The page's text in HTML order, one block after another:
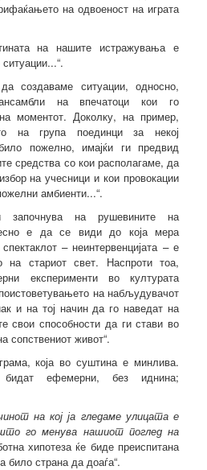
на одвоеност на играта
на нашите истражувања е
создаваме ситуации, односно,
на впечатоци кои го
моментот. Доколку, на пример,
на група поединци за некој
пожелно, имајќи ги предвид
средства со кои располагаме, да
на учесници и кои провокации
амбиенти...“.
започнува на рушевините на
е да се види до која мера
– неинтервенцијата – е
на стариот свет. Наспроти тоа,
експерименти во културата
на набљудувачот
и на тој начин да го наведат на
свои способности да ги стави во
сопствениот живот“.
која во суштина е минлива.
ефемерни, без иднина;
на кој ја гледаме улицата е
го менува нашиот поглед на
хипотеза ќе биде преиспитана
било страна да доаѓа“.